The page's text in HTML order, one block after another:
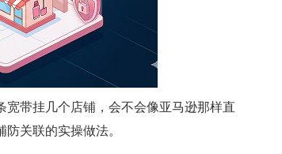
带挂几个店铺，会不会像亚马逊那样直
关联的实操做法。